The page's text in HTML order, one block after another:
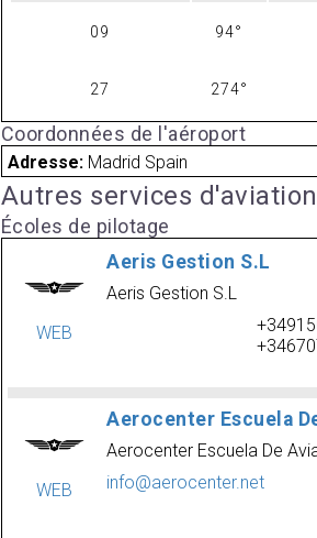
09 94°
27 274°
Coordonnées de l'aéroport
Adresse: Madrid Spain
Autres services d'aviation
Écoles de pilotage
WEB
Aeris Gestion S.L
Aeris Gestion S.L
WEB
Aerocenter Escuela
Aerocenter Escuela De
info@aerocenter.net